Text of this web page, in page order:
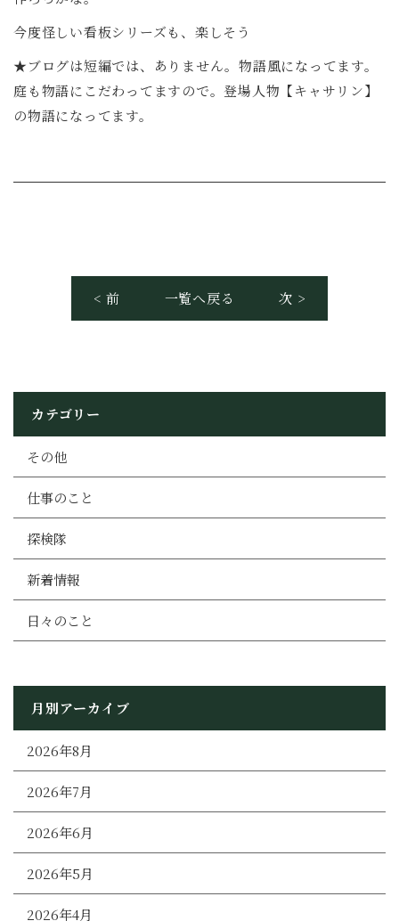
今度怪しい看板シリーズも、楽しそう
★ブログは短編では、ありません。物語風になってます。
庭も物語にこだわってますので。登場人物【キャサリン】
の物語になってます。
< 前 一覧へ戻る 次 >
カテゴリー
その他
仕事のこと
探検隊
新着情報
日々のこと
月別アーカイブ
2026年8月
2026年7月
2026年6月
2026年5月
2026年4月